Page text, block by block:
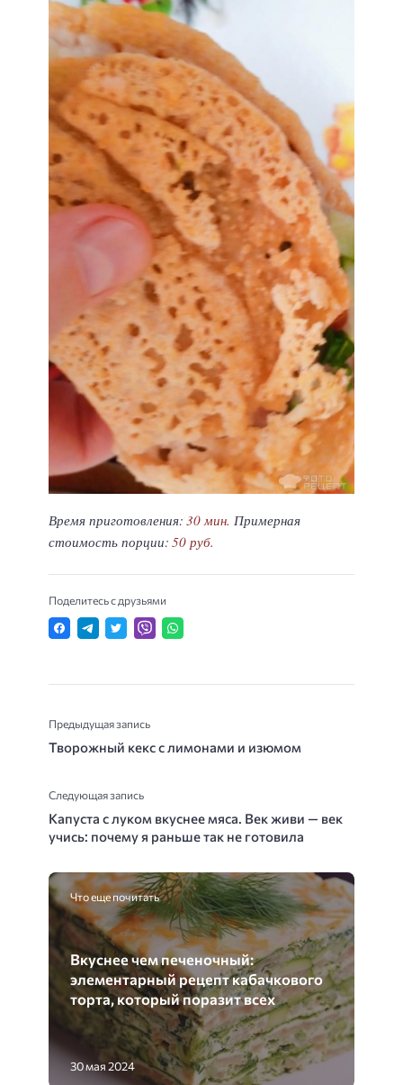
Время приготовления: 30 мин. Примерная
стоимость порции: 50 руб.
Поделитесь с друзьями
Предыдущая запись
Творожный кекс с лимонами и изюмом
Следующая запись
Капуста с луком вкуснее мяса. Век живи — век
учись: почему я раньше так не готовила
Что еще почитать
Вкуснее чем печеночный:
элементарный рецепт кабачкового
торта, который поразит всех
30 мая 2024